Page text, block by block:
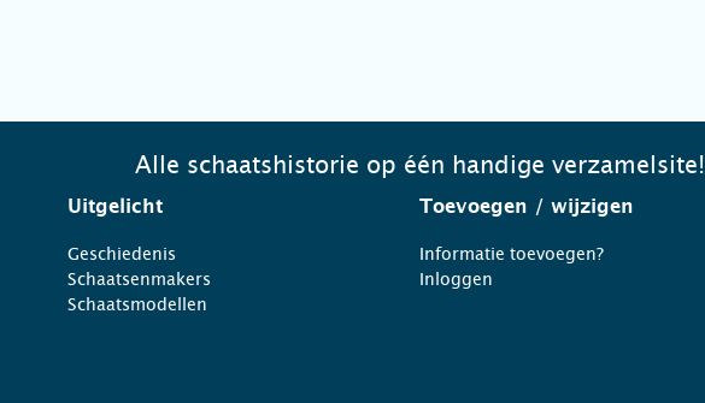
Alle schaatshistorie op één handige verzamelsite!
Uitgelicht
Geschiedenis
Schaatsenmakers
Schaatsmodellen
Toevoegen / wijzigen
Informatie toevoegen?
Inloggen